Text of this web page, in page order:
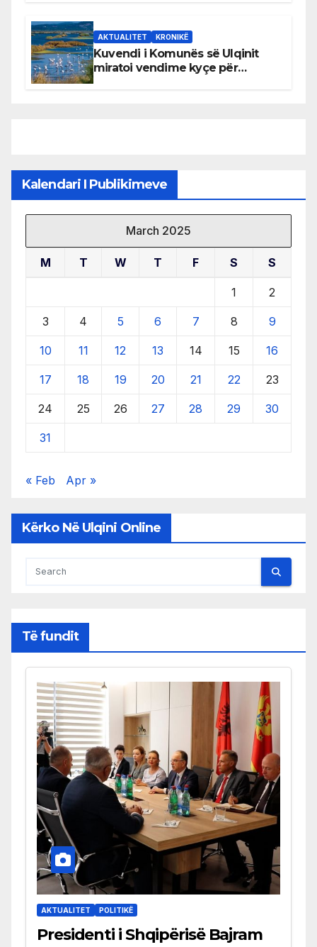
AKTUALITET KRONIKË
Kuvendi i Komunës së Ulqinit
miratoi vendime kyçe për
Kalendari I Publikimeve
March 2025
M T W T F S S
1 2
3 4 5 6 7 8 9
10 11 12 13 14 15 16
17 18 19 20 21 22 23
24 25 26 27 28 29 30
31
« Feb Apr »
Kërko Në Ulqini Online
Të fundit
AKTUALITET POLITIKË
Presidenti i Shqipërisë Bajram